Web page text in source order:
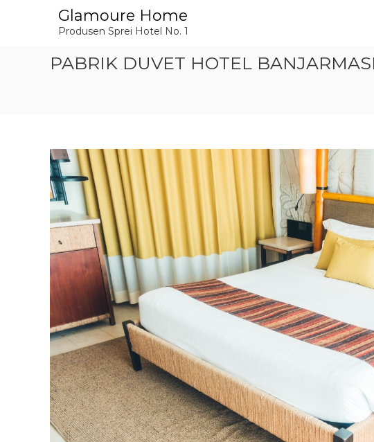
Glamoure Home
Produsen Sprei Hotel No. 1
PABRIK DUVET HOTEL